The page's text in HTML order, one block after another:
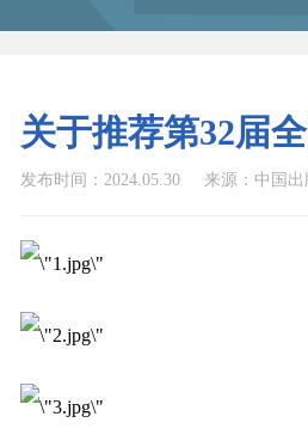
关于推荐第32届
发布时间：2024.05.30 来源：中国出